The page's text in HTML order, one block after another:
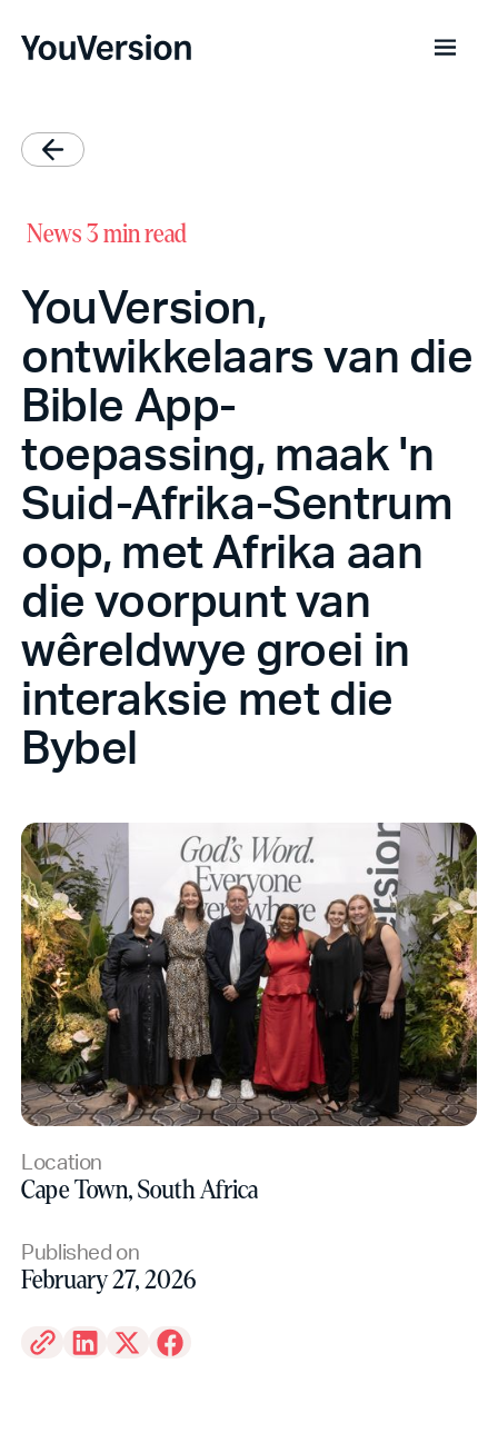
News 3 min read
YouVersion,
ontwikkelaars van die
Bible App-
toepassing, maak 'n
Suid-Afrika-Sentrum
oop, met Afrika aan
die voorpunt van
wêreldwye groei in
interaksie met die
Bybel
Location
Cape Town, South Africa
Published on
February 27, 2026